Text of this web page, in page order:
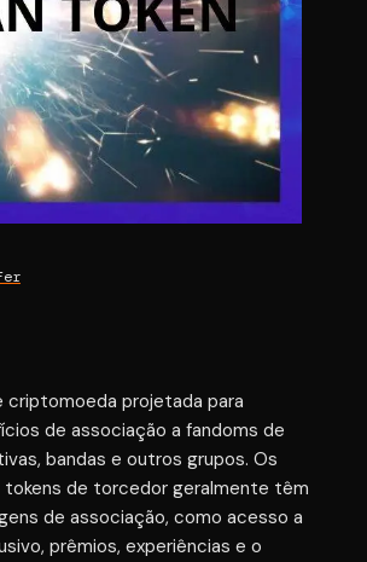
criptomoeda projetada para
de associação a fandoms de
bandas e outros grupos. Os
de torcedor geralmente têm
de associação, como acesso a
prêmios, experiências e o